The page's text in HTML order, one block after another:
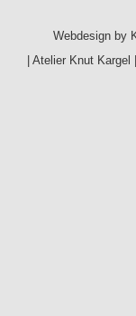
Webdesign by
|Atelier Knut Kargel